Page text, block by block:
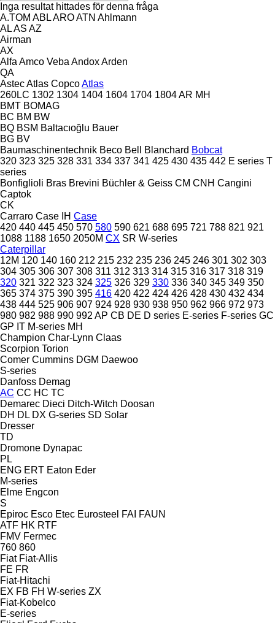
Inga resultat hittades för denna fråga
A.TOM ABLAROATN Ahlmann
ALAS AZ
Airman
AX
Alfa Amco Veba AndoxArden
QA
AstecAtlas CopcoAtlas
260LC 1302 1304 1404 1604 1704 1804AR MH
BMT BOMAG
BC BM BW
BQ BSM Baltacıoğlu Bauer
BG BV
Baumaschinentechnik Beco Bell Blanchard Bobcat
320 323 325 328 331 334 337 341 425 430 435 442 E series T
series
Bonfiglioli Bras Brevini Büchler & Geiss CM CNH Cangini
Captok
CK
Carraro Case IH Case
420 440 445 450 570 580 590 621 688 695 721 788 821 921
1088 1188 1650 2050M CX SR W-series
Caterpillar
12M 120 140 160 212 215 232 235 236 245 246 301 302 303
304 305 306 307 308 311 312 313 314 315 316 317 318 319
320 321 322 323 324 325 326 329 330 336 340 345 349 350
365 374 375 390 395 416 420 422 424 426 428 430 432 434
438 444 525 906 907 924 928 930 938 950 962 966 972 973
980 982 988 990 992 AP CB DE D series E-series F-series GC
GP IT M-series MH
Champion Char-Lynn Claas
Scorpion Torion
Comer Cummins DGM Daewoo
S-series
Danfoss Demag
AC CC HC TC
Demarec Dieci Ditch-Witch Doosan
DH DL DX G-series SD Solar
Dresser
TD
Dromone Dynapac
PL
ENG ERT Eaton Eder
M-series
Elme Engcon
S
Epiroc Esco Etec Eurosteel FAI FAUN
ATF HK RTF
FMV Fermec
760 860
Fiat Fiat-Allis
FE FR
Fiat-Hitachi
EX FB FH W-series ZX
Fiat-Kobelco
E-series